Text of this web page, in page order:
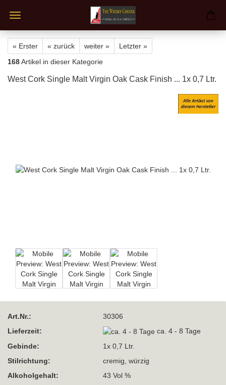
« Erster « zurück weiter »
Letzter »
168Artikel in dieser Kategorie
West Cork Single Malt Virgin Oak Cask Finish ... 1x 0,7 Ltr.
Art.Nr.:
30306
Lieferzeit:
ca. 4 - 8 Tage
Gebinde:
1x 0,7 Ltr.
Stilrichtung:
cremig, würzig
Alkoholgehalt:
43 Vol %